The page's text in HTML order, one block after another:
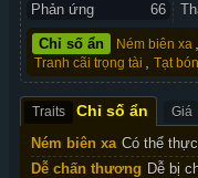
Phản ứng
66
Chỉ số ẩn Ném biên xa
Tranh cãi trọng tài Tạt
Traits Chỉ số ẩn Giá
Ném biên xa Có thể
Dễ chấn thương Dễ bị